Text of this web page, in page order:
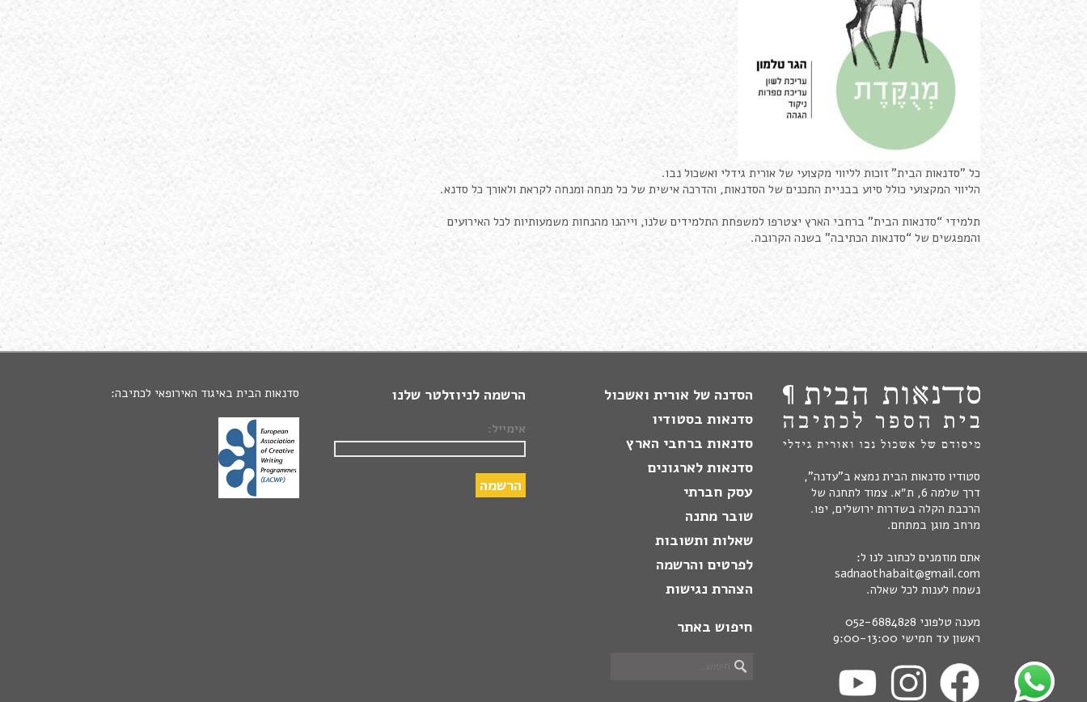
כל "סדנאות הבית" זוכות לליווי מקצועי של אורית גידלי ואשכול נבו.
הליווי המקצועי כולל סיוע בבניית התכנים של הסדנאות, והדרכה אישית של כל מנחה ומנחה לקראת ולאורך כל סדנא.
תלמידי “סדנאות הבית” ברחבי הארץ יצטרפו למשפחת התלמידים שלנו, וייהנו מהנחות משמעותיות לכל האירועים
והמפגשים של “סדנאות הכתיבה” בשנה הקרובה.
סדנאות הבית באיגוד האירופאי לכתיבה: הרשמה לניוזלטר שלנו
אימייל:
הסדנה של אורית ואשכול
סדנאות בסטודיו
סדנאות ברחבי הארץ
סדנאות לארגונים
עסק חברתי
שובר מתנה
שאלות ותשובות
לפרטים והרשמה
הצהרת נגישות
חיפוש באתר
סטודיו סדנאות הבית נמצא ב"עדנה",
דרך שלמה 6, ת״א. צמוד לתחנה של
הרכבת הקלה בשדרות ירושלים, יפו.
מרחב מוגן במתחם.
אתם מוזמנים לכתוב לנו ל:
sadnaothabait@gmail.com
נשמח לענות לכל שאלה.
מענה טלפוני 052-6884828
ראשון עד חמישי 9:00-13:00